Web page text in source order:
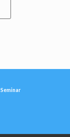
Seminar